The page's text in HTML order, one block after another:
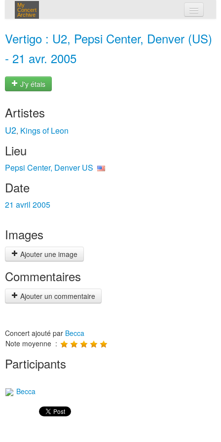
My
Concert
Archive
Vertigo : U2, Pepsi Center, Denver (US)
- 21 avr. 2005
J'y étais
Artistes
U2, Kings of Leon
Lieu
Pepsi Center, Denver US
Date
21 avril 2005
Images
Ajouter une image
Commentaires
Ajouter un commentaire
Concert ajouté par Becca
Note moyenne :
Participants
Becca